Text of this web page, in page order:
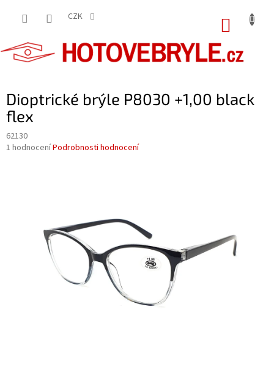
CZK
Dioptrické brýle P8030 +1,00 black
flex
62130
Průměrné
hvězdiček.
1 hodnoceníPodrobnosti hodnocení